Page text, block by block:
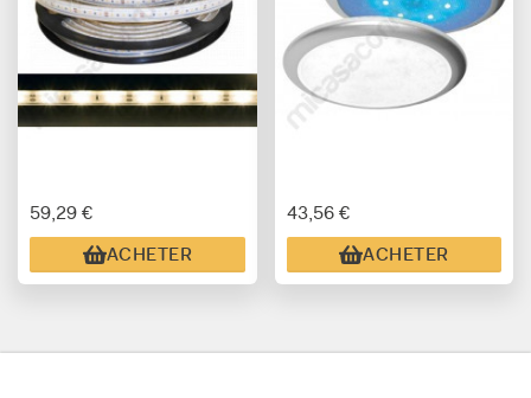
59,29 €
ACHETER
43,56 €
ACHETER